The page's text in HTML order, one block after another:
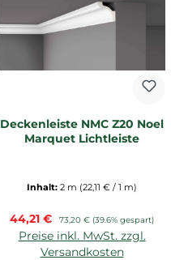
Deckenleiste NMC Z20 Noel
Marquet Lichtleiste
Inhalt: 2 m (22,11 € / 1 m)
Verkaufspreis:
44,21 € Regulärer Preis:
73,20 € (39.6% gespart)
Preise inkl. MwSt. zzgl.
Versandkosten